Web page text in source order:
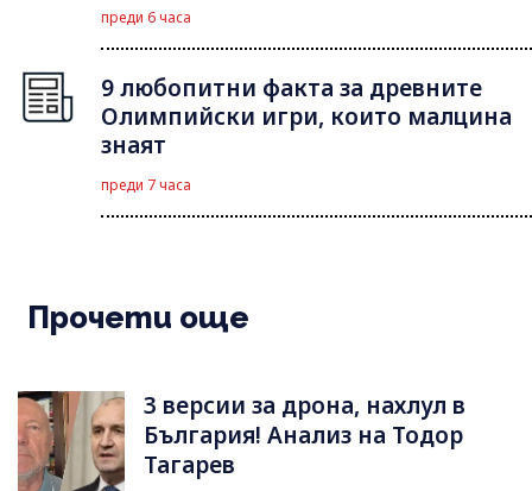
преди 6 часа
9 любопитни факта за древните
Олимпийски игри, които малцина
знаят
преди 7 часа
Прочети още
3 версии за дрона, нахлул в
България! Анализ на Тодор
Тагарев